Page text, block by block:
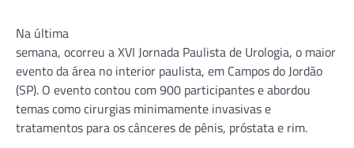
Na última
semana, ocorreu a XVI Jornada Paulista de Urologia, o maior
evento da área no interior paulista, em Campos do Jordão
(SP). O evento contou com 900 participantes e abordou
temas como cirurgias minimamente invasivas e
tratamentos para os cânceres de pênis, próstata e rim.